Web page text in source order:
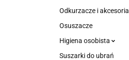
Odkurzacze i akcesoria
Osuszacze
Higiena osobista
Suszarki do ubrań